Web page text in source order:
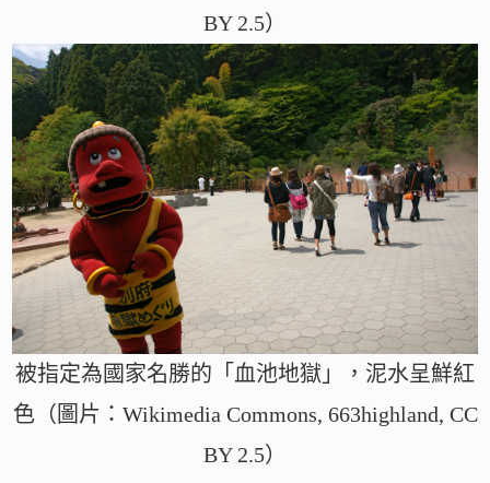
BY 2.5）
被指定為國家名勝的「血池地獄」，泥水呈鮮紅
色（圖片：Wikimedia Commons, 663highland, CC
BY 2.5）